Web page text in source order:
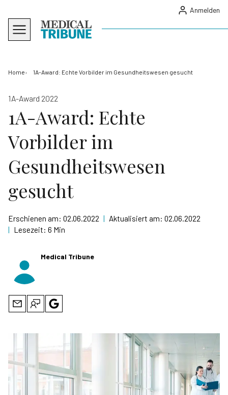
Anmelden
Home 1A-Award: Echte Vorbilder im Gesundheitswesen gesucht
1A-Award 2022
1A-Award: Echte
Vorbilder im
Gesundheitswesen
gesucht
Erschienen am: 02.06.2022 | Aktualisiert am: 02.06.2022
| Lesezeit: 6 Min
Medical Tribune